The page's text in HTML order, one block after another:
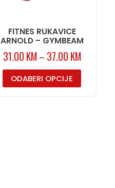
FITNES RUKAVICE
ARNOLD – GYMBEAM
31.00 KM – 37.00 KM
ODABERI OPCIJE